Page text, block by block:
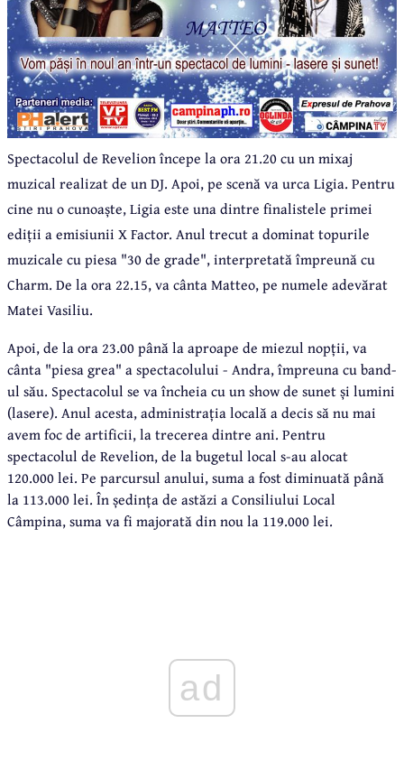
Spectacolul de Revelion începe la ora 21.20 cu un mixaj
muzical realizat de un DJ. Apoi, pe scenă va urca Ligia. Pentru
cine nu o cunoaște, Ligia este una dintre finalistele primei
ediții a emisiunii X Factor. Anul trecut a dominat topurile
muzicale cu piesa "30 de grade", interpretată împreună cu
Charm. De la ora 22.15, va cânta Matteo, pe numele adevărat
Matei Vasiliu.
Apoi, de la ora 23.00 până la aproape de miezul nopții, va
cânta "piesa grea" a spectacolului - Andra, împreuna cu band-
ul său. Spectacolul se va încheia cu un show de sunet și lumini
(lasere). Anul acesta, administrația locală a decis să nu mai
avem foc de artificii, la trecerea dintre ani. Pentru
spectacolul de Revelion, de la bugetul local s-au alocat
120.000 lei. Pe parcursul anului, suma a fost diminuată până
la 113.000 lei. În ședința de astăzi a Consiliului Local
Câmpina, suma va fi majorată din nou la 119.000 lei.
ad